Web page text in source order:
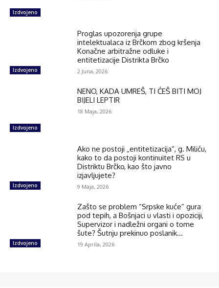
Izdvojeno
Izdvojeno
Proglas upozorenja grupe
intelektualaca iz Brčkom zbog kršenja
Konačne arbitražne odluke i
entitetizacije Distrikta Brčko
2 Juna, 2026
Izdvojeno
NENO, KADA UMREŠ, TI ĆEŠ BITI MOJ
BIJELI LEPTIR
18 Maja, 2026
Izdvojeno
Ako ne postoji „entitetizacija“, g. Miliću,
kako to da postoji kontinuitet RS u
Distriktu Brčko, kao što javno
izjavljujete?
9 Maja, 2026
Izdvojeno
Zašto se problem “Srpske kuće” gura
pod tepih, a Bošnjaci u vlasti i opoziciji,
Supervizor i nadležni organi o tome
šute? Šutnju prekinuo poslanik...
19 Aprila, 2026